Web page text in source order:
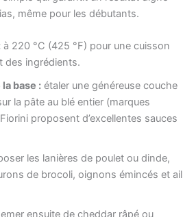
même pour les débutants.
à 220 °C (425 °F) pour une cuisson
des ingrédients.
base : étaler une généreuse couche
la pâte au blé entier (marques
proposent d’excellentes sauces
les lanières de poulet ou dinde,
de brocoli, oignons émincés et ail
ensuite de cheddar râpé ou